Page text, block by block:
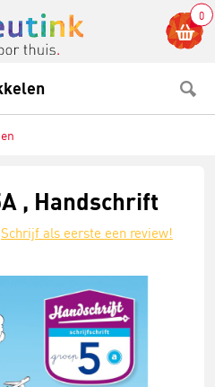
0
, Handschrift
Schrijf als eerste een review!